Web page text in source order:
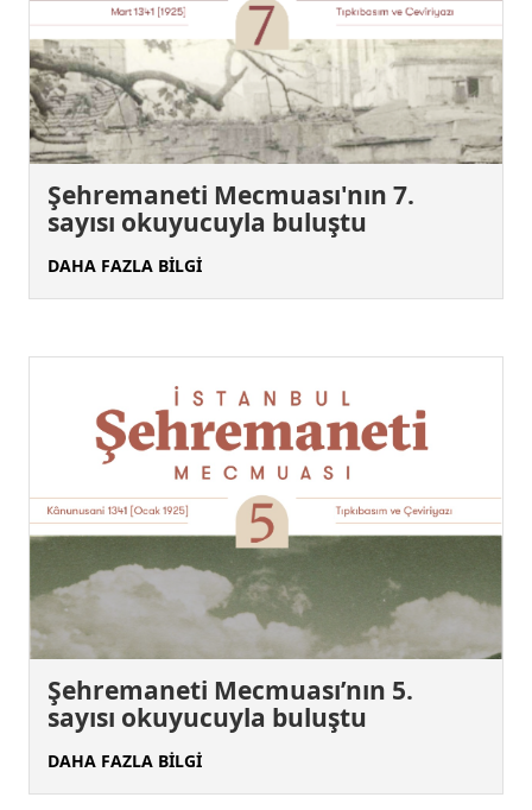
Şehremaneti Mecmuası'nın 7.
sayısı okuyucuyla buluştu
DAHA FAZLA BİLGİ
Şehremaneti Mecmuası’nın 5.
sayısı okuyucuyla buluştu
DAHA FAZLA BİLGİ